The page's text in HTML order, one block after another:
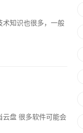
知识也很多，一般